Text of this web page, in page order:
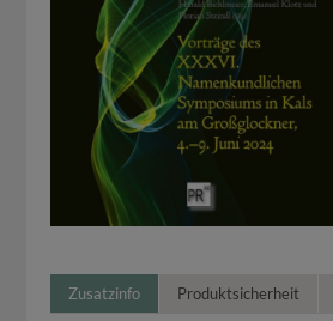
Zusatzinfo Produktsicherheit